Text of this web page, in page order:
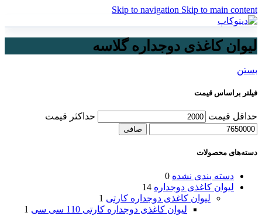
Skip to navigation Skip to main content
لیوان کاغذی دوجداره گلاسه
بستن
فیلتر براساس قیمت
حداقل قیمت حداكثر قيمت
صافی
دسته‌های محصولات
دسته بندی نشده 0
لیوان کاغذی دوجداره 14
لیوان کاغذی دوجداره کارتی 1
لیوان کاغذی دوجداره کارتی 110 سی سی
1